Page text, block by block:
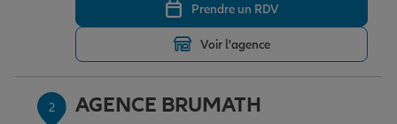
Assurance vie
Placements financiers
Partir en vacances
Déménager
Conseil assurance
Outre-mer
Prendre un RDV
Voir l'agence
2 AGENCE BRUMATH